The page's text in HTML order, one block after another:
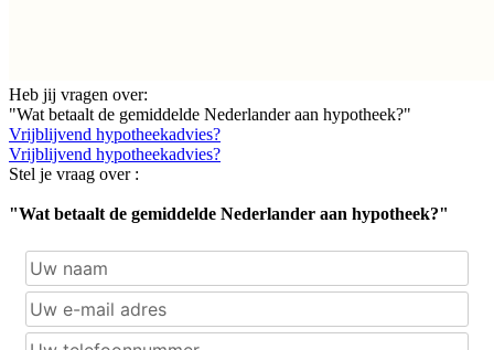
Heb jij vragen over:
"Wat betaalt de gemiddelde Nederlander aan hypotheek?"
Vrijblijvend hypotheekadvies?
Vrijblijvend hypotheekadvies?
Stel je vraag over :
"Wat betaalt de gemiddelde Nederlander aan hypotheek?"